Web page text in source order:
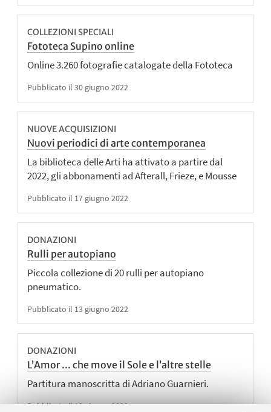
COLLEZIONI SPECIALI
Fototeca Supino online
Online 3.260 fotografie catalogate della Fototeca
Pubblicato il 30 giugno 2022
NUOVE ACQUISIZIONI
Nuovi periodici di arte contemporanea
La biblioteca delle Arti ha attivato a partire dal
2022, gli abbonamenti ad Afterall, Frieze, e Mousse
Pubblicato il 17 giugno 2022
DONAZIONI
Rulli per autopiano
Piccola collezione di 20 rulli per autopiano
pneumatico.
Pubblicato il 13 giugno 2022
DONAZIONI
L’Amor ... che move il Sole e l’altre stelle
Partitura manoscritta di Adriano Guarnieri.
Pubblicato il 13 giugno 2022